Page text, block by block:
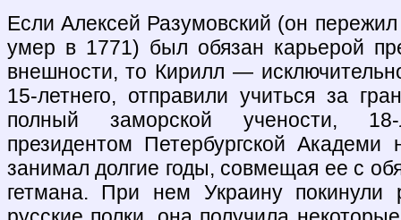
Если Алексей Разумовский (он
умер в 1771) был обязан карьерой
внешности, то Кирилл —
15-летнего, отправили учиться за
полный заморской учености,
президентом Петербургской
занимал долгие годы, совмещая ее с
гетмана. При нем Украину покинули